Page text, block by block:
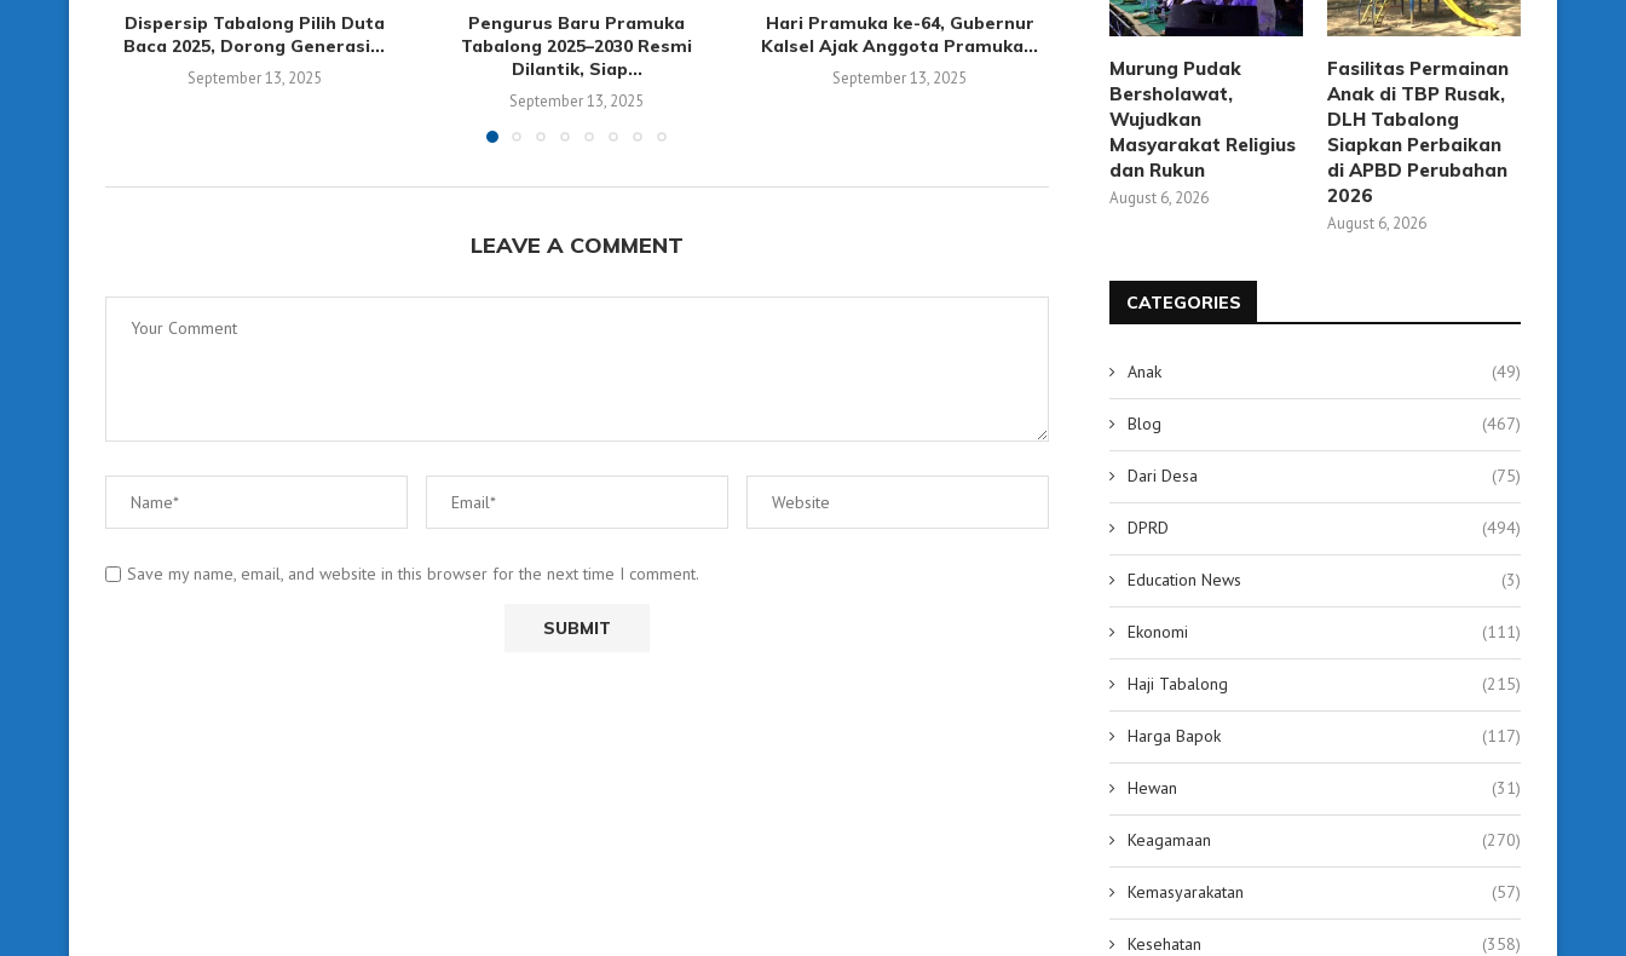
Dispersip Tabalong Pilih Duta
Baca 2025, Dorong Generasi...
September 13, 2025
Pengurus Baru Pramuka
Tabalong 2025–2030 Resmi
Dilantik, Siap...
September 13, 2025
Hari Pramuka ke-64, Gubernur
Kalsel Ajak Anggota Pramuka...
September 13, 2025
KCM Tabalong Diresmikan,
Sekaligus Ruang...
September 12, 2025
Gubernur Kalsel
September 12, 2025
LEAVE A COMMENT
Save my name, email, and website in this browser for the next time I comment.
Murung Pudak
Bersholawat,
Wujudkan
Masyarakat Religius
dan Rukun
August 6, 2026
Fasilitas Permainan
Anak di TBP Rusak,
DLH Tabalong
Siapkan Perbaikan
di APBD Perubahan
2026
August 6, 2026
CATEGORIES
Anak (49)
Blog (467)
Dari Desa (75)
DPRD (494)
Education News (3)
Ekonomi (111)
Haji Tabalong (215)
Harga Bapok (117)
Hewan (31)
Keagamaan (270)
Kemasyarakatan (57)
Kesehatan (358)